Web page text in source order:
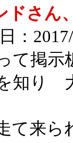
ドさん
：
て掲
知り
て来